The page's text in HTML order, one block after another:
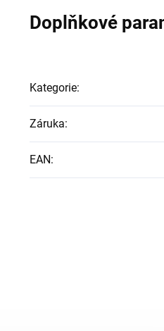
Doplňkové
Kategorie:
Záruka:
EAN: